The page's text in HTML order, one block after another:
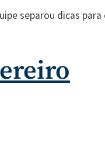
separou dicas